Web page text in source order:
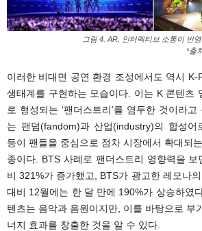
그림 4. AR, 인터렉티브 소통이 반
*출
이러한 비대면 공연 환경 조성에서도 역시 K-
생태계를 구현하는 모습이다. 이는 K 콘텐츠
로 형성되는 ‘팬더스트리’를 염두한 것이라
는 팬덤(fandom)과 산업(industry)의 합성어
등이 팬들을 중심으로 점차 시장에서 확대되
종이다. BTS 사례로 팬더스트리 영향력을
비 321%가 증가했고, BTS가 광고한 레모나
대비 12월에는 한 달 만에 190%가 상승하였
텐츠는 음악과 음원이지만, 이를 바탕으로 부
너지 효과를 창출한 것을 알 수 있다.